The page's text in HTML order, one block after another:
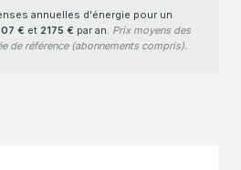
annuelles d'énergie pour un
€ et 2175 € par an. Prix moyens des
de référence (abonnements compris).